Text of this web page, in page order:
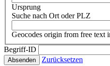
Ursprung
Suche nach Ort oder PLZ
Geocodes origin from free text
Begriff-ID
Absenden Zurücksetzen